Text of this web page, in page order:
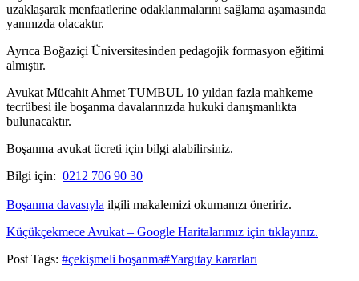
uzaklaşarak menfaatlerine odaklanmalarını sağlama aşamasında
yanınızda olacaktır.
Ayrıca Boğaziçi Üniversitesinden pedagojik formasyon eğitimi
almıştır.
Avukat Mücahit Ahmet TUMBUL 10 yıldan fazla mahkeme
tecrübesi ile boşanma davalarınızda hukuki danışmanlıkta
bulunacaktır.
Boşanma avukat ücreti için bilgi alabilirsiniz.
Bilgi için: 0212 706 90 30
Boşanma davasıyla ilgili makalemizi okumanızı öneririz.
Küçükçekmece Avukat – Google Haritalarımız için tıklayınız.
Post Tags: #çekişmeli boşanma#Yargıtay kararları